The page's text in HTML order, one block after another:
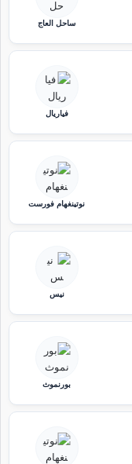
ساحل العاج
فياريال
نوتينغهام فورست
نيس
بورنموث